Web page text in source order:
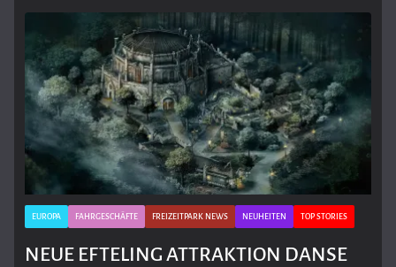
EUROPA FAHRGESCHÄFTE FREIZEITPARK NEWS NEUHEITEN TOP STORIES
NEUE EFTELING ATTRAKTION DANSE